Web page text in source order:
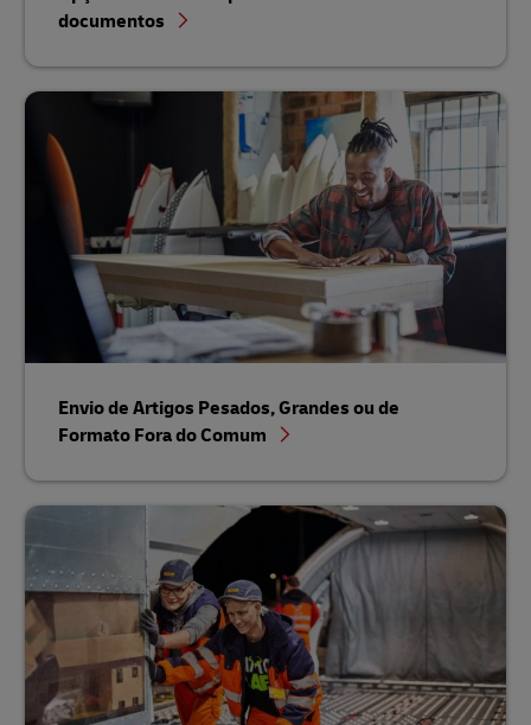
documentos
Envio de Artigos Pesados, Grandes ou de
Formato Fora do Comum